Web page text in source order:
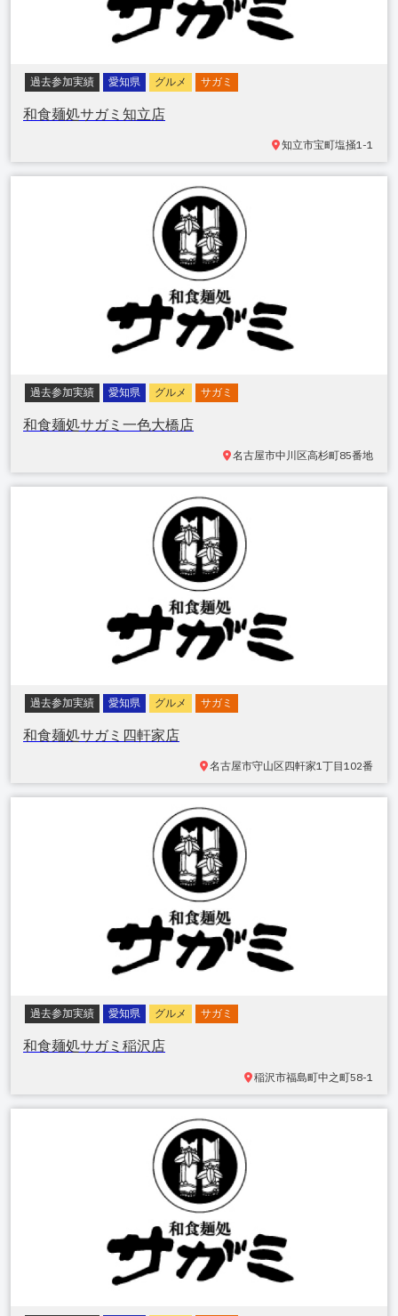
過去参加実績 愛知県 グルメ サガミ
和食麺処サガミ知立店
知立市宝町塩掻1-1
過去参加実績 愛知県 グルメ サガミ
和食麺処サガミ一色大橋店
名古屋市中川区高杉町85番地
過去参加実績 愛知県 グルメ サガミ
和食麺処サガミ四軒家店
名古屋市守山区四軒家1丁目102番
過去参加実績 愛知県 グルメ サガミ
和食麺処サガミ稲沢店
稲沢市福島町中之町58-1